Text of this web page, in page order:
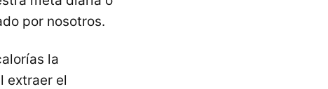
por nosotros.
la
extraer el